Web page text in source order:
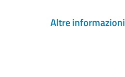
Altre informazioni